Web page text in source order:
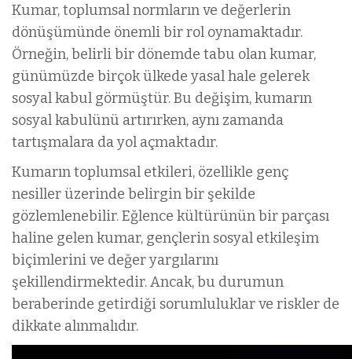
Kumar, toplumsal normların ve değerlerin
dönüşümünde önemli bir rol oynamaktadır.
Örneğin, belirli bir dönemde tabu olan kumar,
günümüzde birçok ülkede yasal hale gelerek
sosyal kabul görmüştür. Bu değişim, kumarın
sosyal kabulünü artırırken, aynı zamanda
tartışmalara da yol açmaktadır.
Kumarın toplumsal etkileri, özellikle genç
nesiller üzerinde belirgin bir şekilde
gözlemlenebilir. Eğlence kültürünün bir parçası
haline gelen kumar, gençlerin sosyal etkileşim
biçimlerini ve değer yargılarını
şekillendirmektedir. Ancak, bu durumun
beraberinde getirdiği sorumluluklar ve riskler de
dikkate alınmalıdır.